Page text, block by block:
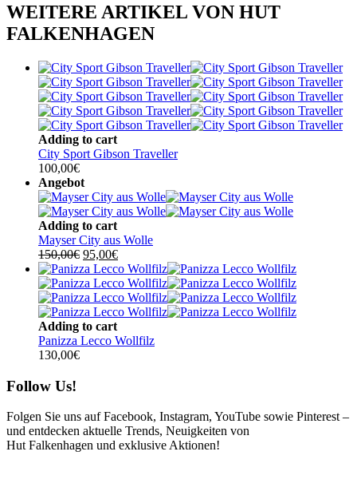
WEITERE ARTIKEL VON HUT
FALKENHAGEN
Adding to cart
City Sport Gibson Traveller
100,00€
Angebot
Adding to cart
Mayser City aus Wolle
150,00€ Ursprünglicher
Preis
war:
150,00€
95,00€Aktueller
Preis
ist:
95,00€.
Adding to cart
Panizza Lecco Wollfilz
130,00€
Follow Us!
Folgen Sie uns auf Facebook, Instagram, YouTube sowie Pinterest –
und entdecken aktuelle Trends, Neuigkeiten von
Hut Falkenhagen und exklusive Aktionen!